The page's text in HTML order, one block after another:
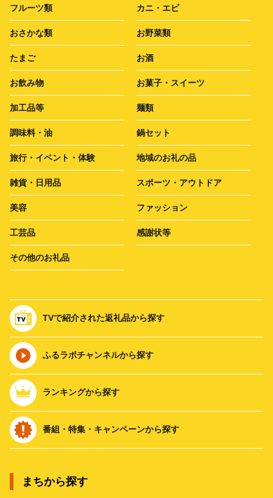
フルーツ類 カニ・エビ
おさかな類 お野菜類
たまご お酒
お飲み物 お菓子・スイーツ
加工品等 麺類
調味料・油 鍋セット
旅行・イベント・体験 地域のお礼の品
雑貨・日用品 スポーツ・アウトドア
美容 ファッション
工芸品 感謝状等
その他のお礼品
TVで紹介された返礼品から探す
ふるラボチャンネルから探す
ランキングから探す
番組・特集・キャンペーンから探す
まちから探す